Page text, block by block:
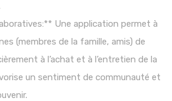
Une application permet à
(membres de la famille, amis) de
à l’achat et à l’entretien de la
un sentiment de communauté et